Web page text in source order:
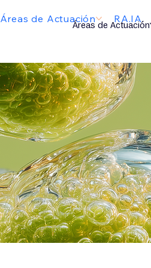
Áreas de Actuación RA.IA
Áreas de Actuación